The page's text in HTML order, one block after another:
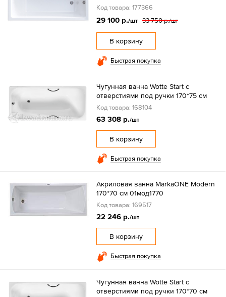
Код товара: 177366
29 100 р./шт 33 750 р./шт
В корзину
Быстрая покупка
Чугунная ванна Wotte Start с
отверстиями под ручки 170*75 см
Код товара: 168104
63 308 р./шт
В корзину
Быстрая покупка
Акриловая ванна MarkaONE Modern
170*70 см 01мод1770
Код товара: 169517
22 246 р./шт
В корзину
Быстрая покупка
Чугунная ванна Wotte Start с
отверстиями под ручки 170*70 см